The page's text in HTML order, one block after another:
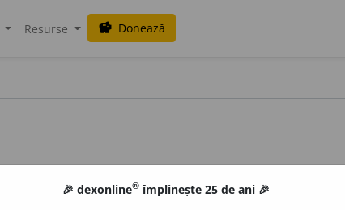
Resurse savings Donează
🎉 dexonline® împlinește 25 de ani 🎉